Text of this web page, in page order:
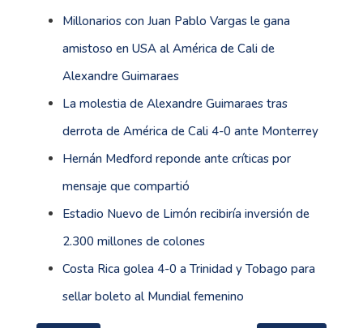
Millonarios con Juan Pablo Vargas le gana
amistoso en USA al América de Cali de
Alexandre Guimaraes
La molestia de Alexandre Guimaraes tras
derrota de América de Cali 4-0 ante Monterrey
Hernán Medford reponde ante críticas por
mensaje que compartió
Estadio Nuevo de Limón recibiría inversión de
2.300 millones de colones
Costa Rica golea 4-0 a Trinidad y Tobago para
sellar boleto al Mundial femenino